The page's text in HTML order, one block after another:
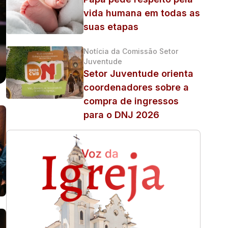
vida humana em todas as
suas etapas
Notícia da Comissão Setor
Juventude
Setor Juventude orienta
coordenadores sobre a
compra de ingressos
para o DNJ 2026